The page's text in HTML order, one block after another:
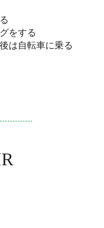
をする
は自転車に乗る